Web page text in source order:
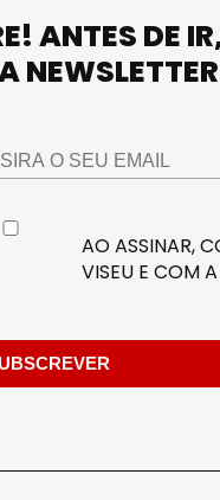
ANTES DE
AO ASSINAR,
VISEU E COM A